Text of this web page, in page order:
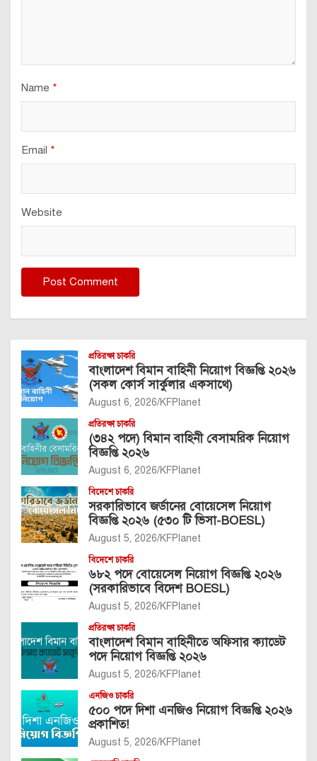
Name *
Email *
Website
প্রতিরক্ষা চাকরি
বাংলাদেশ বিমান বাহিনী নিয়োগ বিজ্ঞপ্তি ২০২৬
(সকল কোর্স সার্কুলার একসাথে)
August 6, 2026 KFPlanet
প্রতিরক্ষা চাকরি
(৩৪২ পদে) বিমান বাহিনী বেসামরিক নিয়োগ
বিজ্ঞপ্তি ২০২৬
August 6, 2026 KFPlanet
বিদেশে চাকরি
সরকারিভাবে জর্ডানের বোয়েসেল নিয়োগ
বিজ্ঞপ্তি ২০২৬ (৫৩০ টি ভিসা-BOESL)
August 5, 2026 KFPlanet
বিদেশে চাকরি
৬৮২ পদে বোয়েসেল নিয়োগ বিজ্ঞপ্তি ২০২৬
(সরকারিভাবে বিদেশ BOESL)
August 5, 2026 KFPlanet
প্রতিরক্ষা চাকরি
বাংলাদেশ বিমান বাহিনীতে অফিসার ক্যাডেট
পদে নিয়োগ বিজ্ঞপ্তি ২০২৬
August 5, 2026 KFPlanet
এনজিও চাকরি
৫০০ পদে দিশা এনজিও নিয়োগ বিজ্ঞপ্তি ২০২৬
প্রকাশিত!
August 5, 2026 KFPlanet